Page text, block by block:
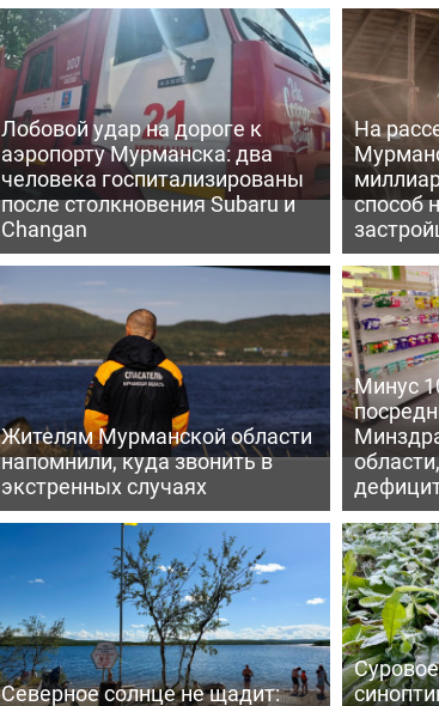
Лобовой удар на дороге к
аэропорту Мурманска: два
человека госпитализированы
после столкновения Subaru и
Changan
На
способ
Жителям Мурманской области
напомнили, куда звонить в
экстренных случаях
Минус
Северное солнце не щадит: